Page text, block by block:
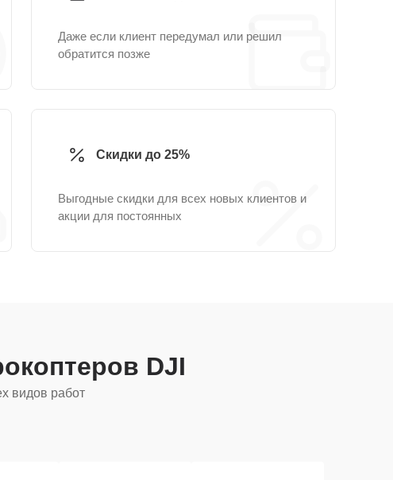
Даже если клиент передумал или решил
обратится позже
Скидки до 25%
Выгодные скидки для всех новых клиентов и
акции для постоянных
DJI
видов работ